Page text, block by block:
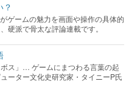
？
ゲームの魅力を画面や操作の具体的
硬派で骨太な評論連載です。
ボス」… ゲームにまつわる言葉の起
ーター文化史研究家・タイニーP氏